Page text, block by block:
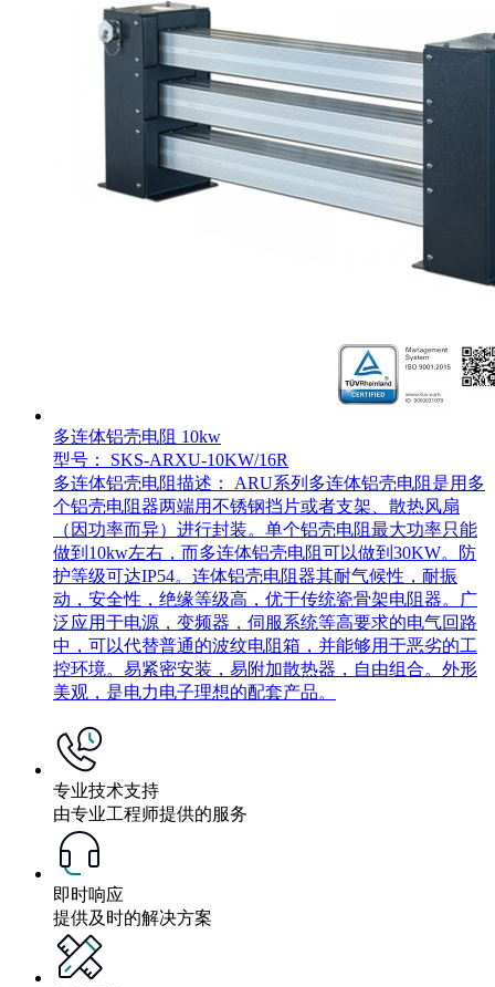
多连体铝壳电阻 10kw
型号： SKS-ARXU-10KW/16R
多连体铝壳电阻描述： ARU系列多连体铝壳电阻是用多
个铝壳电阻器两端用不锈钢挡片或者支架、散热风扇
（因功率而异）进行封装。单个铝壳电阻最大功率只能
做到10kw左右，而多连体铝壳电阻可以做到30KW。防
护等级可达IP54。连体铝壳电阻器其耐气候性，耐振
动，安全性，绝缘等级高，优于传统瓷骨架电阻器。广
泛应用于电源，变频器，伺服系统等高要求的电气回路
中，可以代替普通的波纹电阻箱，并能够用于恶劣的工
控环境。易紧密安装，易附加散热器，自由组合。外形
美观，是电力电子理想的配套产品。
专业技术支持
由专业工程师提供的服务
即时响应
提供及时的解决方案